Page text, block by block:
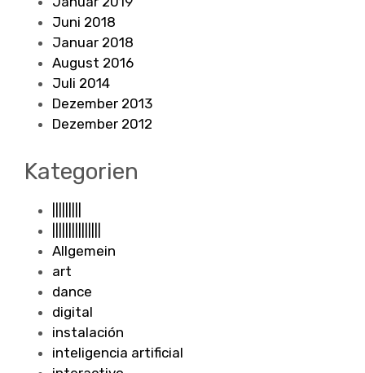
Juni 2018
Januar 2018
August 2016
Juli 2014
Dezember 2013
Dezember 2012
Kategorien
Allgemein
art
dance
digital
instalación
inteligencia artificial